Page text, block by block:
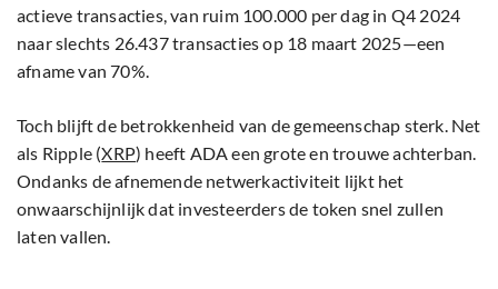
actieve transacties, van ruim 100.000 per dag in Q4 2024
naar slechts 26.437 transacties op 18 maart 2025—een
afname van 70%.
Toch blijft de betrokkenheid van de gemeenschap sterk. Net
als Ripple (XRP) heeft ADA een grote en trouwe achterban.
Ondanks de afnemende netwerkactiviteit lijkt het
onwaarschijnlijk dat investeerders de token snel zullen
laten vallen.